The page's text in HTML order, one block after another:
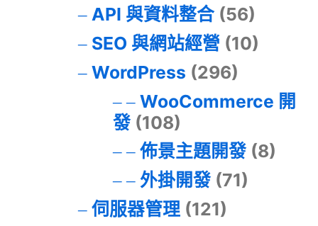
API 與資料整合(56)
SEO 與網站經營 (10)
WordPress (296)
WooCommerce 開
發(108)
佈景主題開發(8)
外掛開發(71)
伺服器管理(121)